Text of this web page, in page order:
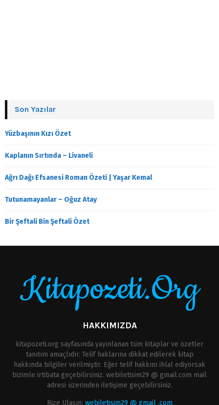
Son Yazılar
Yüzbaşının Kızı Özet
Kaplanın Sırtında – Livaneli
Ağrı Dağı Efsanesi Roman Özeti | Yaşar Kemal
Tutunamayanlar – Oğuz Atay
Bir Şeftali Bin Şeftali Özet
Kitapozeti.Org
HAKKIMIZDA
kitapozeti.org sayfasında yayınlanan tüm kitaplar ve özetler
tanıtım amaçlıdır. Telif haklarına dikkat edilerek kitap
hakkında bilgiler verilmiştir. Eğer telif hakkını ihlal ediyorsak
bizimle irtibata geçebilirsiniz. webiletisim29 @ gmail.com mail
adresi üzerinden iletişime geçebilirsiniz.
Bize Ulaşın: webiletisim29 @ gmail .com